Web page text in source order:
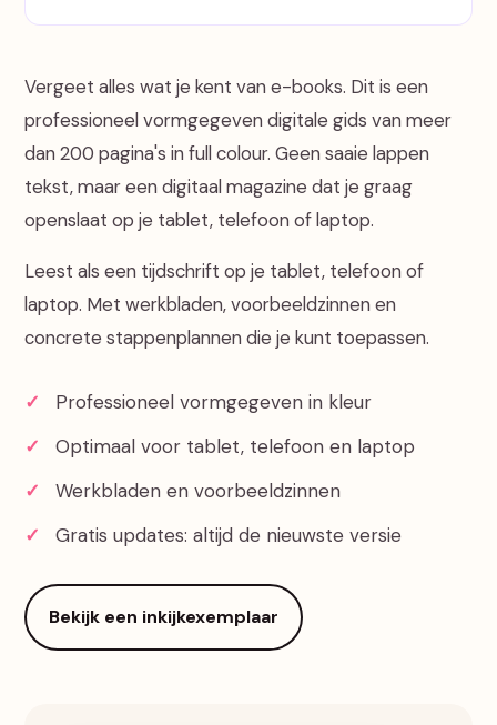
Vergeet alles wat je kent van e-books. Dit is een
professioneel vormgegeven digitale gids van meer
dan 200 pagina's in full colour. Geen saaie lappen
tekst, maar een digitaal magazine dat je graag
openslaat op je tablet, telefoon of laptop.
Leest als een tijdschrift op je tablet, telefoon of
laptop. Met werkbladen, voorbeeldzinnen en
concrete stappenplannen die je kunt toepassen.
✓
Professioneel vormgegeven in kleur
✓
Optimaal voor tablet, telefoon en laptop
✓
Werkbladen en voorbeeldzinnen
✓
Gratis updates: altijd de nieuwste versie
Bekijk een inkijkexemplaar